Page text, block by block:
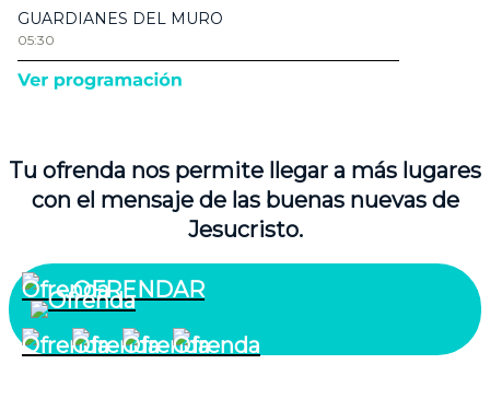
Tu ofrenda nos permite llegar a más lugares
con el mensaje de las buenas nuevas de
Jesucristo.
OFRENDAR